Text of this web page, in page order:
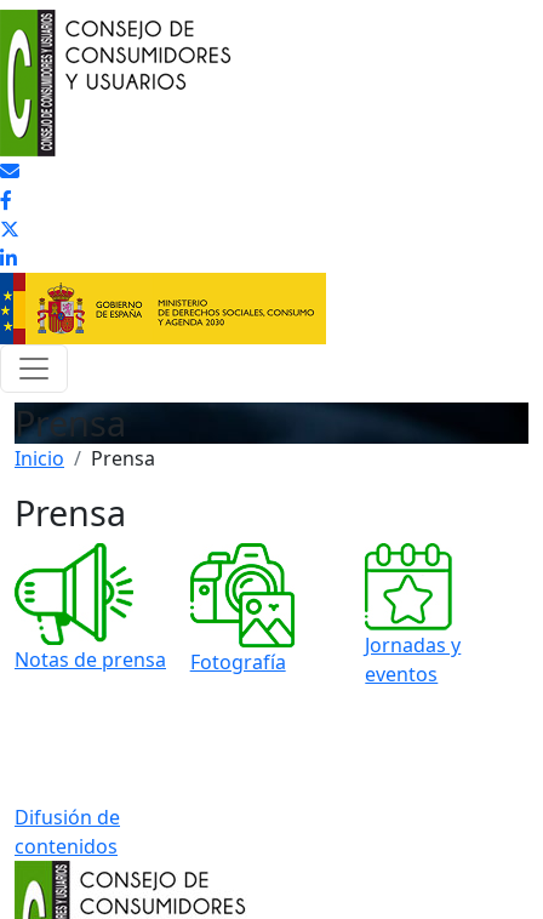
Pasar al contenido principal
Prensa
Inicio Prensa
Prensa
Notas de prensa Fotografía
Jornadas y
eventos
Difusión de
contenidos